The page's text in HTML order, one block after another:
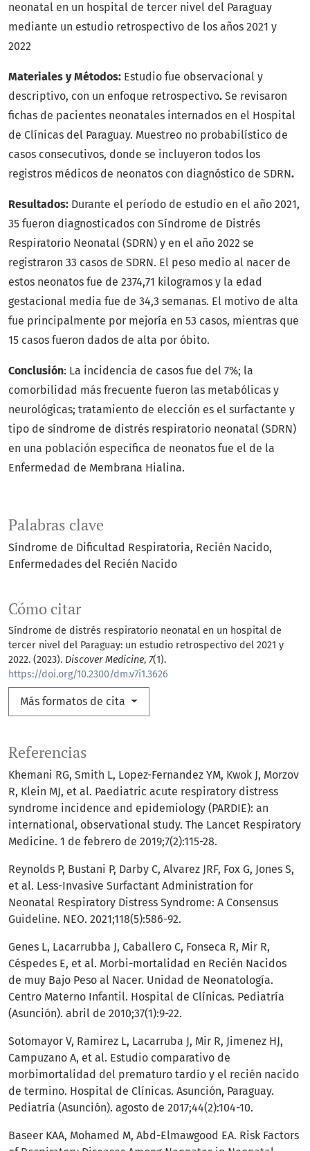
Palabras clave
Síndrome de Dificultad Respiratoria Recién Nacido
Enfermedades del Recién Nacido
Cómo citar
Síndrome de distrés respiratorio neonatal en un hospital de
tercer nivel del Paraguay: un estudio retrospectivo del 2021 y
2022. (2023). Discover Medicine, 7(1).
https://doi.org/10.2300/dm.v7i1.3626
Más formatos de cita
neonatal en un hospital de tercer nivel del Paraguay
mediante un estudio retrospectivo de los años 2021 y
2022
Materiales y Métodos: Estudio fue observacional y
descriptivo, con un enfoque retrospectivo. Se revisaron
fichas de pacientes neonatales internados en el Hospital
de Clínicas del Paraguay. Muestreo no probabilístico de
casos consecutivos, donde se incluyeron todos los
registros médicos de neonatos con diagnóstico de SDRN.
Resultados: Durante el período de estudio en el año 2021,
35 fueron diagnosticados con Síndrome de Distrés
Respiratorio Neonatal (SDRN) y en el año 2022 se
registraron 33 casos de SDRN. El peso medio al nacer de
estos neonatos fue de 2374,71 kilogramos y la edad
gestacional media fue de 34,3 semanas. El motivo de alta
fue principalmente por mejoría en 53 casos, mientras que
15 casos fueron dados de alta por óbito.
Conclusión: La incidencia de casos fue del 7%; la
comorbilidad más frecuente fueron las metabólicas y
neurológicas; tratamiento de elección es el surfactante y
tipo de síndrome de distrés respiratorio neonatal (SDRN)
en una población específica de neonatos fue el de la
Enfermedad de Membrana Hialina.
Referencias
Khemani RG, Smith L, Lopez-Fernandez YM, Kwok J, Morzov
R, Klein MJ, et al. Paediatric acute respiratory distress
syndrome incidence and epidemiology (PARDIE): an
international, observational study. The Lancet Respiratory
Medicine. 1 de febrero de 2019;7(2):115-28.
Reynolds P, Bustani P, Darby C, Alvarez JRF, Fox G, Jones S,
et al. Less-Invasive Surfactant Administration for
Neonatal Respiratory Distress Syndrome: A Consensus
Guideline. NEO. 2021;118(5):586-92.
Genes L, Lacarrubba J, Caballero C, Fonseca R, Mir R,
Céspedes E, et al. Morbi-mortalidad en Recién Nacidos
de muy Bajo Peso al Nacer. Unidad de Neonatología.
Centro Materno Infantil. Hospital de Clínicas. Pediatría
(Asunción). abril de 2010;37(1):9-22.
Sotomayor V, Ramirez L, Lacarruba J, Mir R, Jimenez HJ,
Campuzano A, et al. Estudio comparativo de
morbimortalidad del prematuro tardío y el recién nacido
de termino. Hospital de Clínicas. Asunción, Paraguay.
Pediatría (Asunción). agosto de 2017;44(2):104-10.
Baseer KAA, Mohamed M, Abd-Elmawgood EA. Risk Factors